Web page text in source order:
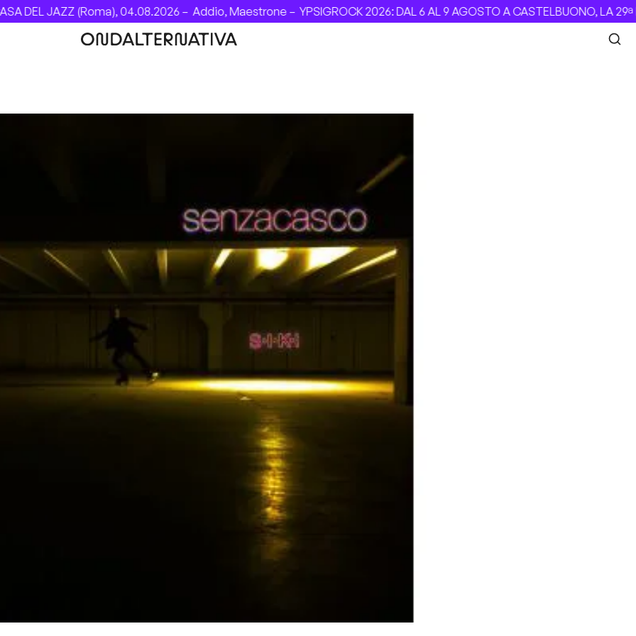
DEL JAZZ (Roma), 04.08.2026 –Addio, Maestrone – YPSIGROCK 2026: DAL 6 AL 9 AGOSTO A CASTELBUONO, LA 29ª